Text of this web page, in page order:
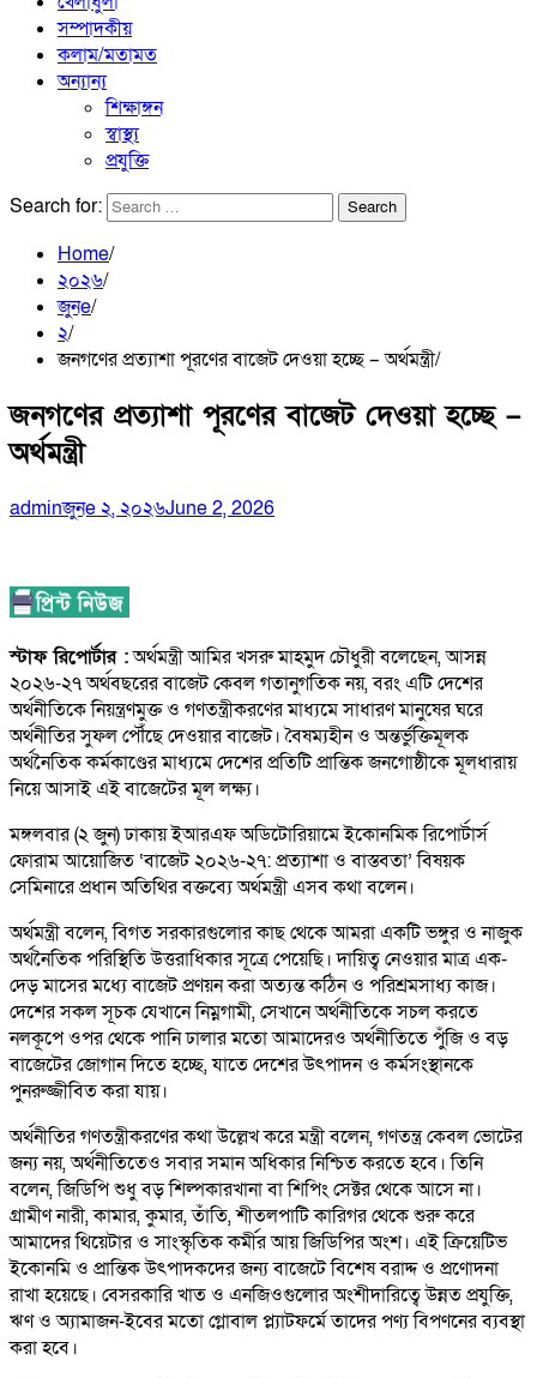
সম্পাদকীয়
কলাম/মতামত
অন্যান্য
শিক্ষাঙ্গন
স্বাস্থ্য
প্রযুক্তি
Search for:
Home
২০২৬
জুনe
২
জনগণের প্রত্যাশা পূরণের বাজেট দেওয়া হচ্ছে – অর্থমন্ত্রী
জনগণের প্রত্যাশা পূরণের বাজেট দেওয়া হচ্ছে –
অর্থমন্ত্রী
adminজুনe ২, ২০২৬June 2, 2026
স্টাফ রিপোর্টার :অর্থমন্ত্রী আমির খসরু মাহমুদ চৌধুরী বলেছেন, আসন্ন
২০২৬-২৭ অর্থবছরের বাজেট কেবল গতানুগতিক নয়, বরং এটি দেশের
অর্থনীতিকে নিয়ন্ত্রণমুক্ত ও গণতন্ত্রীকরণের মাধ্যমে সাধারণ মানুষের ঘরে
অর্থনীতির সুফল পৌঁছে দেওয়ার বাজেট। বৈষম্যহীন ও অন্তর্ভুক্তিমূলক
অর্থনৈতিক কর্মকাণ্ডের মাধ্যমে দেশের প্রতিটি প্রান্তিক জনগোষ্ঠীকে মূলধারায়
নিয়ে আসাই এই বাজেটের মূল লক্ষ্য।
মঙ্গলবার (২ জুন) ঢাকায় ইআরএফ অডিটোরিয়ামে ইকোনমিক রিপোর্টার্স
ফোরাম আয়োজিত ‘বাজেট ২০২৬-২৭: প্রত্যাশা ও বাস্তবতা’ বিষয়ক
সেমিনারে প্রধান অতিথির বক্তব্যে অর্থমন্ত্রী এসব কথা বলেন।
অর্থমন্ত্রী বলেন, বিগত সরকারগুলোর কাছ থেকে আমরা একটি ভঙ্গুর ও নাজুক
অর্থনৈতিক পরিস্থিতি উত্তরাধিকার সূত্রে পেয়েছি। দায়িত্ব নেওয়ার মাত্র এক-
দেড় মাসের মধ্যে বাজেট প্রণয়ন করা অত্যন্ত কঠিন ও পরিশ্রমসাধ্য কাজ।
দেশের সকল সূচক যেখানে নিম্নগামী, সেখানে অর্থনীতিকে সচল করতে
নলকূপে ওপর থেকে পানি ঢালার মতো আমাদেরও অর্থনীতিতে পুঁজি ও বড়
বাজেটের জোগান দিতে হচ্ছে, যাতে দেশের উৎপাদন ও কর্মসংস্থানকে
পুনরুজ্জীবিত করা যায়।
অর্থনীতির গণতন্ত্রীকরণের কথা উল্লেখ করে মন্ত্রী বলেন, গণতন্ত্র কেবল ভোটের
জন্য নয়, অর্থনীতিতেও সবার সমান অধিকার নিশ্চিত করতে হবে। তিনি
বলেন, জিডিপি শুধু বড় শিল্পকারখানা বা শিপিং সেক্টর থেকে আসে না।
গ্রামীণ নারী, কামার, কুমার, তাঁতি, শীতলপাটি কারিগর থেকে শুরু করে
আমাদের থিয়েটার ও সাংস্কৃতিক কর্মীর আয় জিডিপির অংশ। এই ক্রিয়েটিভ
ইকোনমি ও প্রান্তিক উৎপাদকদের জন্য বাজেটে বিশেষ বরাদ্দ ও প্রণোদনা
রাখা হয়েছে। বেসরকারি খাত ও এনজিওগুলোর অংশীদারিত্বে উন্নত প্রযুক্তি,
ঋণ ও অ্যামাজন-ইবের মতো গ্লোবাল প্ল্যাটফর্মে তাদের পণ্য বিপণনের ব্যবস্থা
করা হবে।